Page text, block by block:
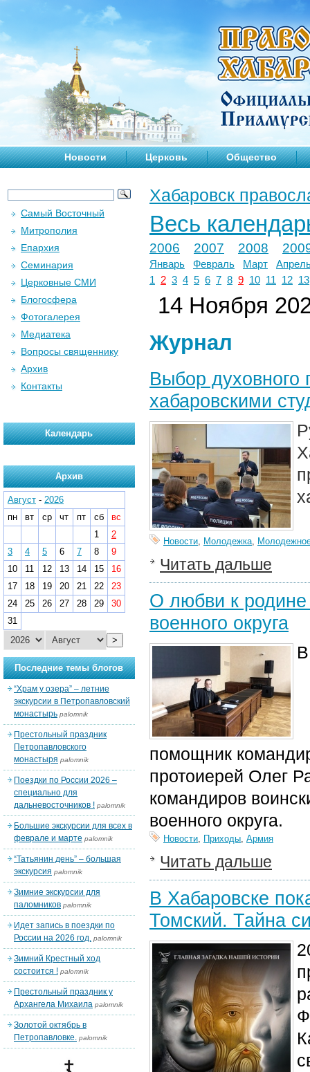
Новости Церковь Общество
Хабаровск
Весь
2006 2007 2008
Январь Февраль Март
1
2 3 4 5 6 7 8 9 10 11 12 13
14 Ноября
Журнал
Выбор духовного
хабаровскими
Новости, Молодежка,
Читать дальше
О любви к родине
военного округа
помощник
протоиерей Олег
командиров
военного округа.
Новости, Приходы, Армия
Читать дальше
В Хабаровске
Томский. Тайна
Самый Восточный
Митрополия
Епархия
Семинария
Церковные СМИ
Блогосфера
Фотогалерея
Медиатека
Вопросы священнику
Архив
Контакты
Календарь
Архив
Август - 2026
пн
вт ср чт пт сб
вс
1
2
3
4 5 6 7 8
9
10
11 12 13 14 15
16
17
18 19 20 21 22
23
24
25 26 27 28 29
30
31
>
Последние темы блогов
“Храм у озера” – летние
экскурсии в Петропавловский
монастырь palomnik
Престольный праздник
Петропавловского
монастыря palomnik
Поездки по России 2026 –
специально для
дальневосточников ! palomnik
Большие экскурсии для всех в
феврале и марте palomnik
“Татьянин день” – большая
экскурсия palomnik
Зимние экскурсии для
паломников palomnik
Идет запись в поездки по
России на 2026 год. palomnik
Зимний Крестный ход
состоится ! palomnik
Престольный праздник у
Архангела Михаила palomnik
Золотой октябрь в
Петропавловке. palomnik